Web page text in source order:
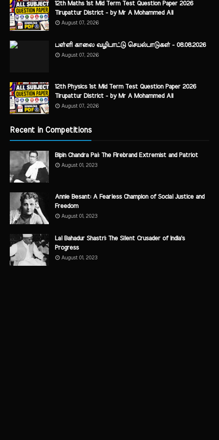
12th Maths 1st Mid Term Test Question Paper 2026
Tirupattur District - by Mr A Mohammed Ali
August 07, 2026
பள்ளி காலை வழிபாட்டு செயல்பாடுகள் - 08.08.2026
August 07, 2026
12th Physics 1st Mid Term Test Question Paper 2026
Tirupattur District - by Mr A Mohammed Ali
August 07, 2026
Recent in Competitions
Bipin Chandra Pal: The Firebrand Extremist and Patriot
August 01, 2023
Annie Besant: A Fearless Champion of Social Justice and
Freedom
August 01, 2023
Lal Bahadur Shastri: The Silent Crusader of India's
Progress
August 01, 2023